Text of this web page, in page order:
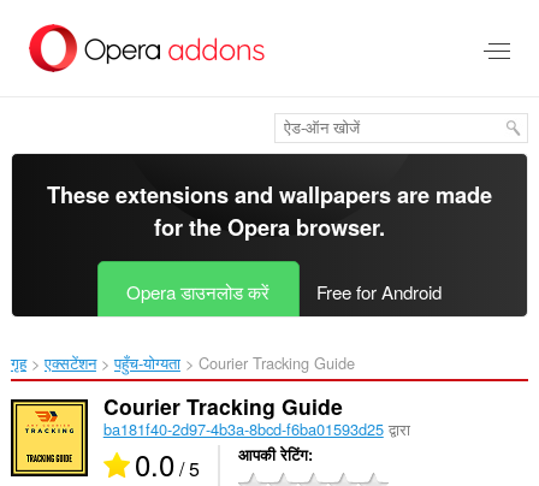
सामग्री
These extensions and wallpapers are made
for theOpera browser.
Opera डाउनलोड करें Free for Android
गृह एक्सटेंशन पहुँच-योग्यता Courier Tracking Guide‎
Courier Tracking Guide
ba181f40-2d97-4b3a-8bcd-f6ba01593d25द्वारा
0.0/ 5 आपकी रेटिंग